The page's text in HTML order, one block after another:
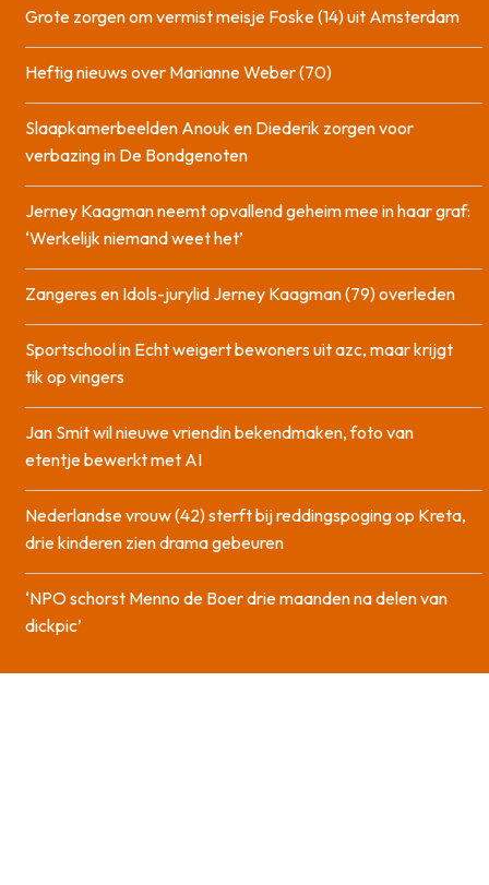
Grote zorgen om vermist meisje Foske (14) uit Amsterdam
Heftig nieuws over Marianne Weber (70)
Slaapkamerbeelden Anouk en Diederik zorgen voor
verbazing in De Bondgenoten
Jerney Kaagman neemt opvallend geheim mee in haar graf:
‘Werkelijk niemand weet het’
Zangeres en Idols-jurylid Jerney Kaagman (79) overleden
Sportschool in Echt weigert bewoners uit azc, maar krijgt
tik op vingers
Jan Smit wil nieuwe vriendin bekendmaken, foto van
etentje bewerkt met AI
Nederlandse vrouw (42) sterft bij reddingspoging op Kreta,
drie kinderen zien drama gebeuren
‘NPO schorst Menno de Boer drie maanden na delen van
dickpic’